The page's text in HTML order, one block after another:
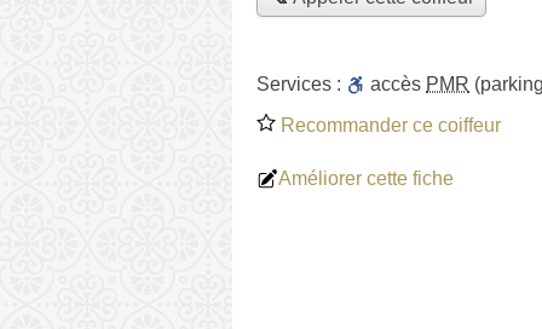
Services : accès PMR
Recommander ce coiffeur
Améliorer cette fiche